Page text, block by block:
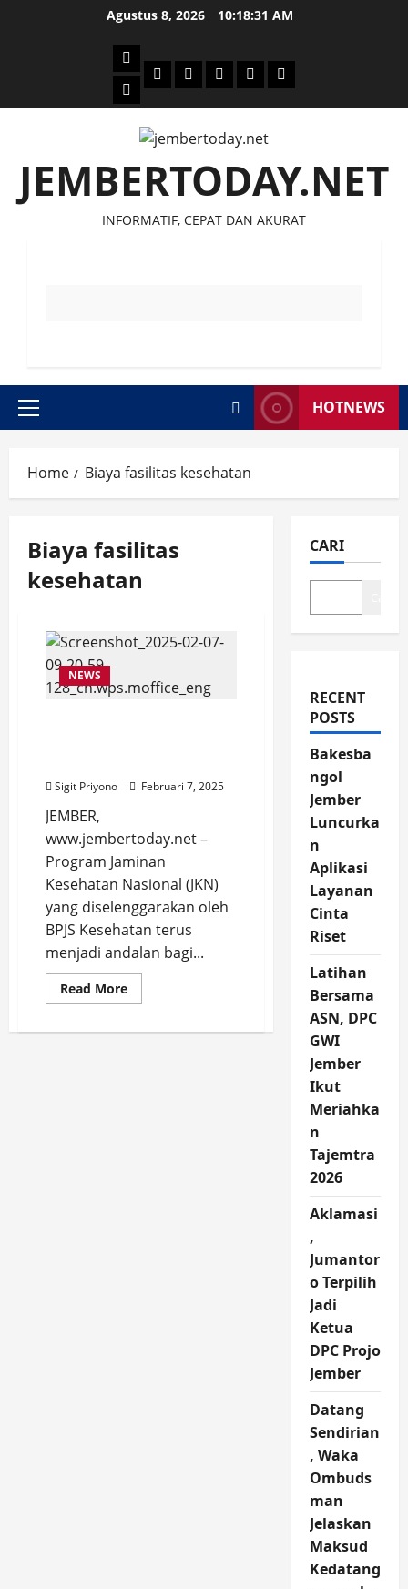
Agustus 8, 2026 10:18:31 AM
Beranda
News
PolitikOtomotifEkonomiSosialtentang
JEMBERTODAY.NET
INFORMATIF, CEPAT DAN AKURAT
Primary
HOTNEWS
Home Biaya fasilitas kesehatan
Biaya fasilitas
kesehatan
NEWS
Sigit Priyono Februari 7, 2025
JEMBER,
www.jembertoday.net –
Program Jaminan
Kesehatan Nasional (JKN)
yang diselenggarakan oleh
BPJS Kesehatan terus
menjadi andalan bagi...
Read MoreRead
more
Rasakan
CARI
RECENT
POSTS
Bakesba
ngol
Jember
Luncurka
n
Aplikasi
Layanan
Cinta
Riset
Latihan
Bersama
ASN, DPC
GWI
Jember
Ikut
Meriahka
n
Tajemtra
2026
Aklamasi
,
Jumantor
o Terpilih
Jadi
Ketua
DPC Projo
Jember
Datang
Sendirian
, Waka
Ombuds
man
Jelaskan
Maksud
Kedatang